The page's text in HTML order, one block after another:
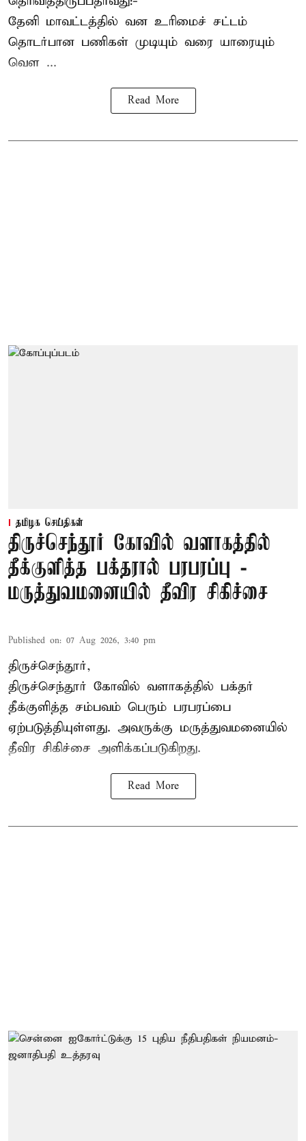
தேனி மாவட்டத்தில் வன உரிமைச் சட்டம்
தொடர்பான பணிகள் முடியும் வரை யாரையும்
வெள ...
Read More
தமிழக செய்திகள்
திருச்செந்தூர் கோவில் வளாகத்தில்
தீக்குளித்த பக்தரால் பரபரப்பு -
மருத்துவமனையில் தீவிர சிகிச்சை
Published on: 07 Aug 2026, 3:40 pm
திருச்செந்தூர்,
திருச்செந்தூர் கோவில் வளாகத்தில் பக்தர்
தீக்குளித்த சம்பவம் பெரும் பரபரப்பை
ஏற்படுத்தியுள்ளது. அவருக்கு மருத்துவமனையில்
தீவிர சிகிச்சை அளிக்கப்படுகிறது.
Read More